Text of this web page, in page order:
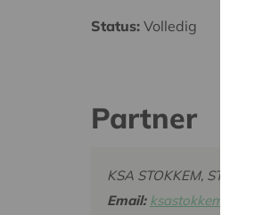
Status: Volledig
Partner
KSA STOKKEM,
Email: